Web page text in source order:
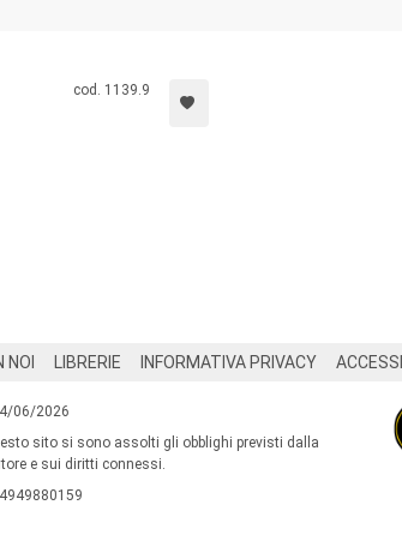
cod. 1139.9
NOI LIBRERIE INFORMATIVA PRIVACY
06/2026
sito si sono assolti gli obblighi previsti dalla
e sui diritti connessi.